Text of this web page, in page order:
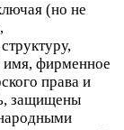
(но не
имя, фирменное
права и
защищены